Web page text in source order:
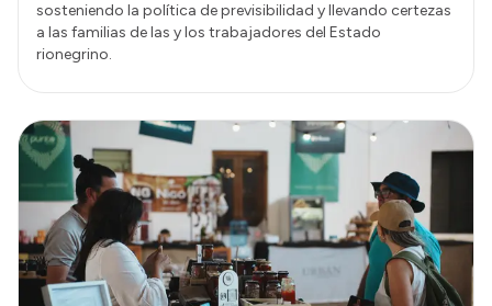
sosteniendo la política de previsibilidad y llevando certezas
a las familias de las y los trabajadores del Estado
rionegrino.